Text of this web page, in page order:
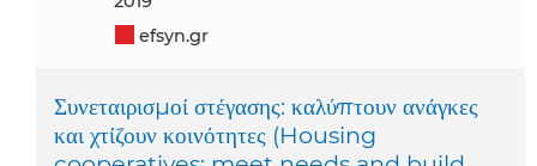
efsyn.gr
Συνεταιρισμοί στέγασης: καλύπτουν ανάγκες
και χτίζουν κοινότητες (Housing